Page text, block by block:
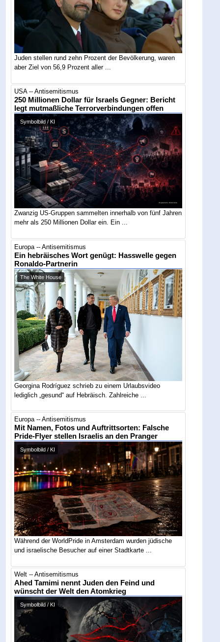
Juden stellen rund zehn Prozent der Bevölkerung, waren
aber Ziel von 56,9 Prozent aller ...
USA -- Antisemitismus
250 Millionen Dollar für Israels Gegner: Bericht
legt mutmaßliche Terrorverbindungen offen
Symbolbild / KI
Zwanzig US-Gruppen sammelten innerhalb von fünf Jahren
mehr als 250 Millionen Dollar ein. Ein ...
Europa -- Antisemitismus
Ein hebräisches Wort genügt: Hasswelle gegen
Ronaldo-Partnerin
The White House
Georgina Rodríguez schrieb zu einem Urlaubsvideo
lediglich „gesund“ auf Hebräisch. Zahlreiche ...
Europa -- Antisemitismus
Mit Namen, Fotos und Auftrittsorten: Falsche
Pride-Flyer stellen Israelis an den Pranger
Symbolbild / KI
Während der WorldPride in Amsterdam wurden jüdische
und israelische Besucher auf einer Stadtkarte ...
Welt -- Antisemitismus
Ahed Tamimi nennt Juden den Feind und
wünscht der Welt den Atomkrieg
Symbolbild / KI